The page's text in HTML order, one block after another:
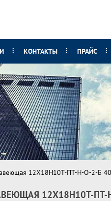
КОНТАКТЫ ПРАЙС
12Х18Н10Т-ПТ-Н-О-2-Б
12Х18Н10Т-ПТ-